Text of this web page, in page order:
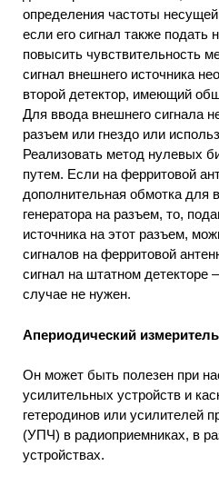
определения частоты
если его сигнал также подать
повысить чувствительность
сигнал внешнего источника
второй детектор, имеющий
Для ввода внешнего сигнала
разъем или гнездо или
Реализовать метод нулевых
путем. Если на ферритовой
дополнительная обмотка для
генератора на разъем, то,
источника на этот разъем,
сигналов на ферритовой
сигнал на штатном детекторе
случае не нужен.
Апериодический
Он может быть полезен при
усилительных устройств и
гетеродинов или усилителей
(УПЧ) в радиоприемниках, в
устройствах.